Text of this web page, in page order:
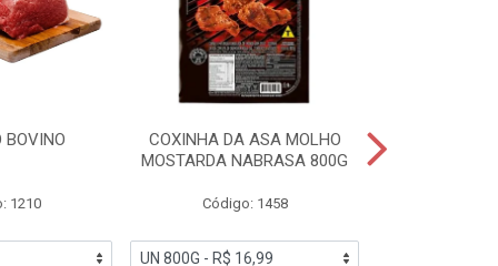
BOVINO
1210
COXINHA DA ASA MOLHO
MOSTARDA NABRASA 800G
Código: 1458